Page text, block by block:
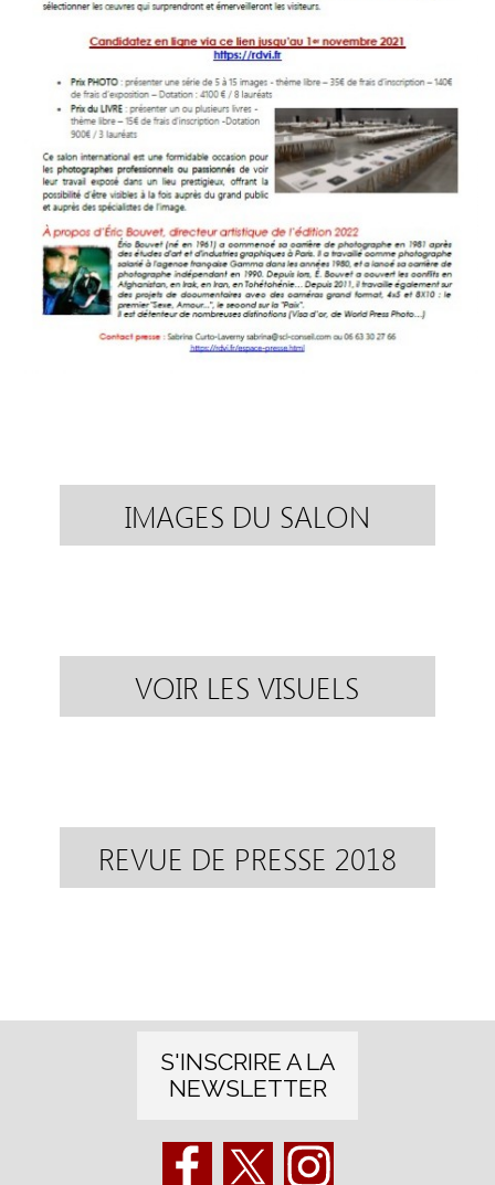
IMAGES DU SALON
VOIR LES VISUELS
REVUE DE PRESSE 2018
S'INSCRIRE A LA
NEWSLETTER